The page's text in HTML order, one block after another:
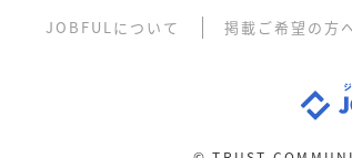
JOBFULについて 掲載ご希望の方